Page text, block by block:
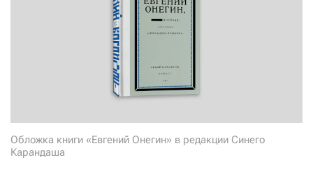
Обложка книги «Евгений Онегин» в редакции Синего
Карандаша
СТАТЬ СОУЧАСТНИКОМ
ПОДЕЛИТЬСЯ С ДРУЗЬЯМИ
Если у вас есть вопросы, пишите donate@novayagazeta.ru